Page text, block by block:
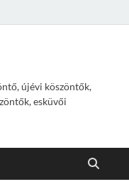
újévi köszöntők,
esküvői